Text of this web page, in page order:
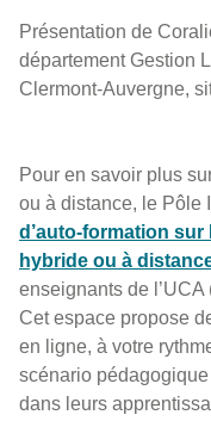
Présentation de
département Gestion
Clermont-Auvergne,
Pour en savoir plus
ou à distance, le Pôle
d’auto-formation
hybride ou à
enseignants de
Cet espace propose
en ligne, à votre
scénario
dans leurs